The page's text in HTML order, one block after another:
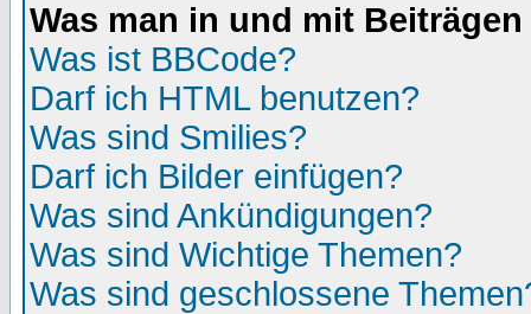
Was man in und mit
Was ist BBCode?
Darf ich HTML benutzen?
Was sind Smilies?
Darf ich Bilder einfügen?
Was sind Ankündigungen?
Was sind Wichtige Themen?
Was sind geschlossene